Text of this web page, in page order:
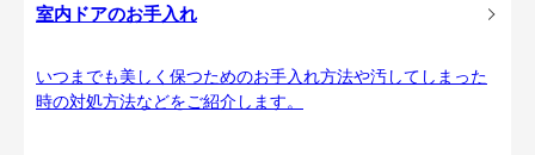
室内ドアのお手入れ
いつまでも美しく保つためのお手入れ方法や汚してしまった
時の対処方法などをご紹介します。